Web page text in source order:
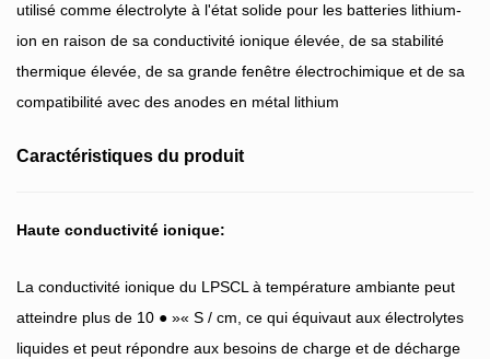
utilisé comme électrolyte à l'état solide pour les batteries lithium-
ion en raison de sa conductivité ionique élevée, de sa stabilité
thermique élevée, de sa grande fenêtre électrochimique et de sa
compatibilité avec des anodes en métal lithium
Caractéristiques du produit
Haute conductivité ionique:
La conductivité ionique du LPSCL à température ambiante peut
atteindre plus de 10 ● »« S / cm, ce qui équivaut aux électrolytes
liquides et peut répondre aux besoins de charge et de décharge